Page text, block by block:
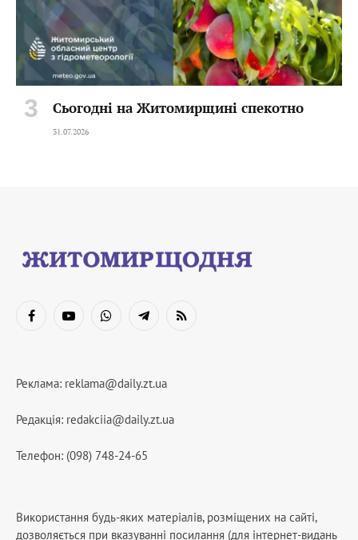
Сьогодні на Житомирщині спекотно
31.07.2026
FacebookYouTubeWhatsAppTelegramRSS
Реклама: reklama@daily.zt.ua
Редакція: redakciia@daily.zt.ua
Телефон: (098) 748-24-65
Використання будь-яких матеріалів, розміщених на сайті,
дозволяється при вказуванні посилання (для інтернет-видань